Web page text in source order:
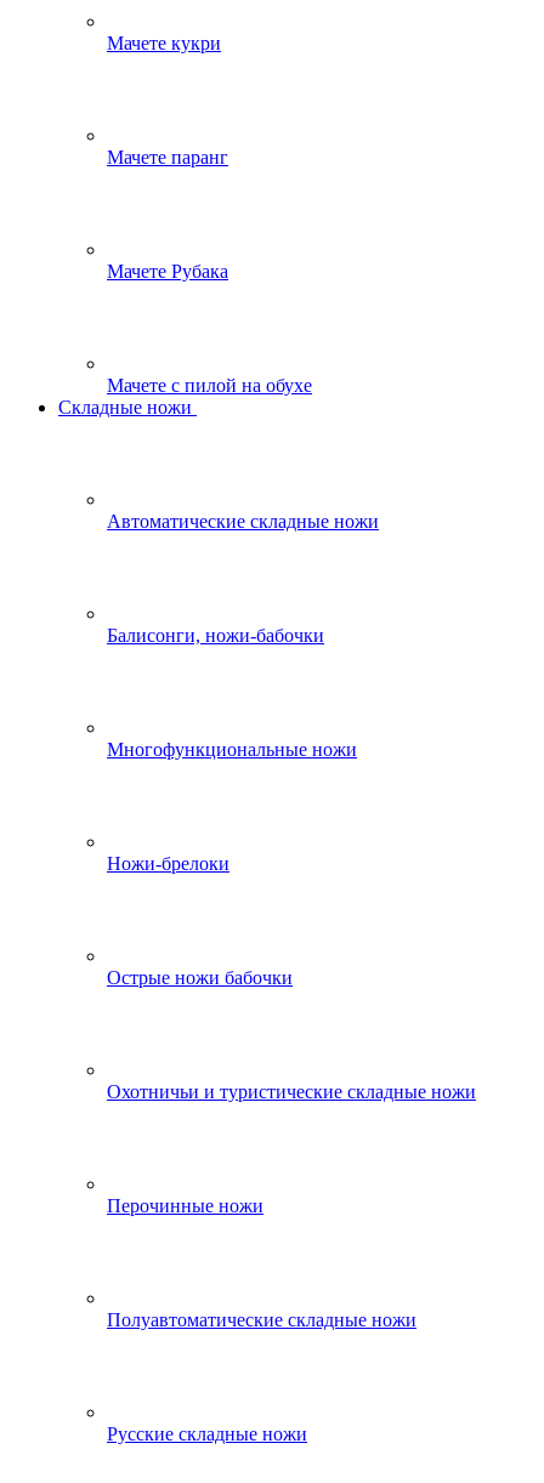
Мачете кукри
Мачете паранг
Мачете Рубака
Мачете с пилой на обухе
Складные ножи
Автоматические складные ножи
Балисонги, ножи-бабочки
Многофункциональные ножи
Ножи-брелоки
Острые ножи бабочки
Охотничьи и туристические складные ножи
Перочинные ножи
Полуавтоматические складные ножи
Русские складные ножи